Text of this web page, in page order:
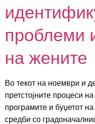
проблеми
на жените
Во текот на ноември и
претстојните процеси
програмите и буџетот
средби со